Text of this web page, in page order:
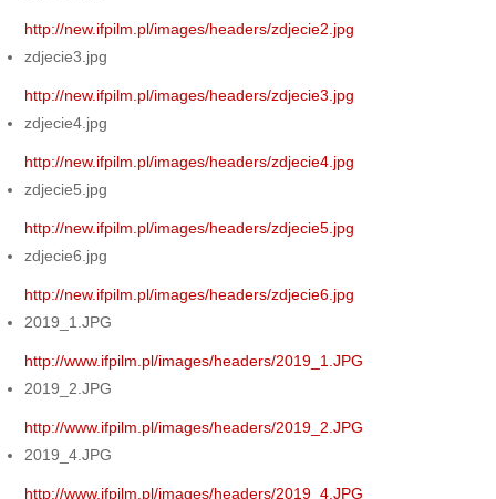
http://new.ifpilm.pl/images/headers/zdjecie2.jpg
zdjecie3.jpg
http://new.ifpilm.pl/images/headers/zdjecie3.jpg
zdjecie4.jpg
http://new.ifpilm.pl/images/headers/zdjecie4.jpg
zdjecie5.jpg
http://new.ifpilm.pl/images/headers/zdjecie5.jpg
zdjecie6.jpg
http://new.ifpilm.pl/images/headers/zdjecie6.jpg
2019_1.JPG
http://www.ifpilm.pl/images/headers/2019_1.JPG
2019_2.JPG
http://www.ifpilm.pl/images/headers/2019_2.JPG
2019_4.JPG
http://www.ifpilm.pl/images/headers/2019_4.JPG